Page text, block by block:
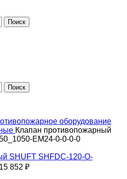
Поиск
Поиск
оборудование
Клапан противопожарный
EM24-0-0-0-0
SHUFT SHFDC-120-O-
15 852 ₽